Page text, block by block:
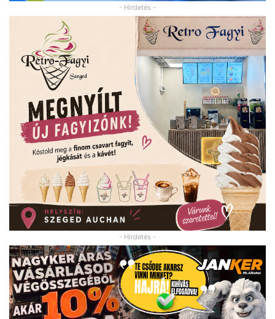
- Hirdetés -
- Hirdetés -